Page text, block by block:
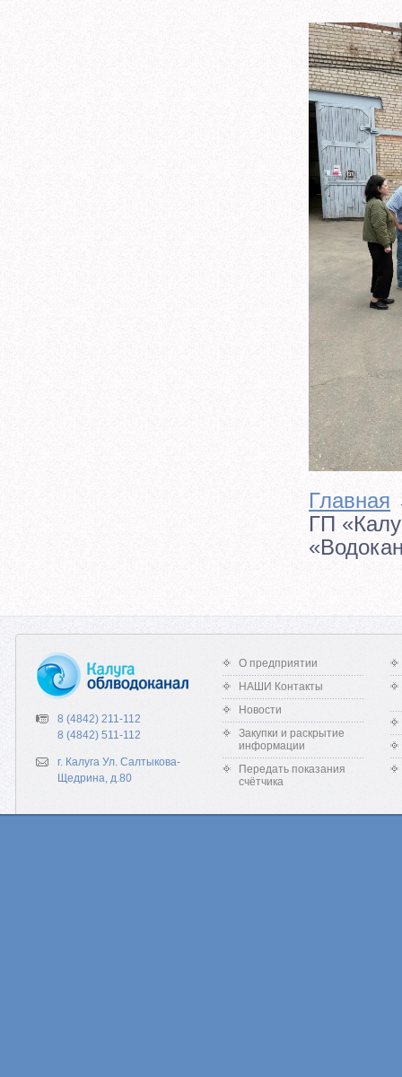
Главная
ГП
8 (4842) 211-112
8 (4842) 511-112
г. Калуга Ул. Салтыкова-
Щедрина, д.80
О предприятии
НАШИ Контакты
Новости
Закупки и раскрытие
информации
Передать показания
счётчика